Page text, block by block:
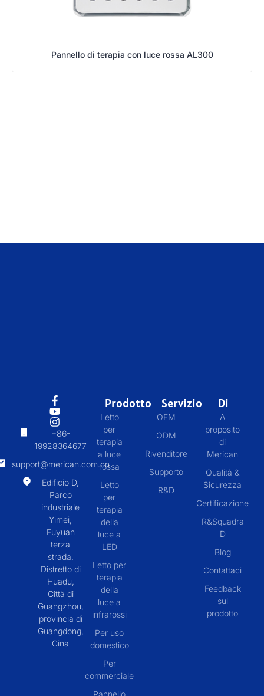
Pannello di terapia con luce rossa AL300
+86-
19928364677
support@merican.com.cn
Edificio D,
Parco
industriale
Yimei,
Fuyuan
terza
strada,
Distretto di
Huadu,
Città di
Guangzhou,
provincia di
Guangdong,
Cina
Prodotto
Letto
per
terapia
a luce
rossa
Letto
per
terapia
della
luce a
LED
Letto per
terapia
della
luce a
infrarossi
Per uso
domestico
Per
commerciale
Servizio
OEM
ODM
Rivenditore
Supporto
R&D
Di
A
proposito
di
Merican
Qualità &
Sicurezza
Certificazione
R&Squadra
D
Blog
Contattaci
Feedback
sul
prodotto